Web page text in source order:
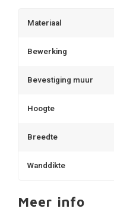
Materiaal
Bewerking
Bevestiging muur
Hoogte
Breedte
Wanddikte
Meer info